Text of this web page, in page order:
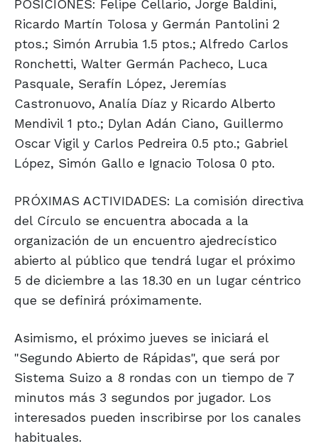
POSICIONES: Felipe Cellario, Jorge Baldini,
Ricardo Martín Tolosa y Germán Pantolini 2
ptos.; Simón Arrubia 1.5 ptos.; Alfredo Carlos
Ronchetti, Walter Germán Pacheco, Luca
Pasquale, Serafín López, Jeremías
Castronuovo, Analía Díaz y Ricardo Alberto
Mendivil 1 pto.; Dylan Adán Ciano, Guillermo
Oscar Vigil y Carlos Pedreira 0.5 pto.; Gabriel
López, Simón Gallo e Ignacio Tolosa 0 pto.
PRÓXIMAS ACTIVIDADES: La comisión directiva
del Círculo se encuentra abocada a la
organización de un encuentro ajedrecístico
abierto al público que tendrá lugar el próximo
5 de diciembre a las 18.30 en un lugar céntrico
que se definirá próximamente.
Asimismo, el próximo jueves se iniciará el
"Segundo Abierto de Rápidas", que será por
Sistema Suizo a 8 rondas con un tiempo de 7
minutos más 3 segundos por jugador. Los
interesados pueden inscribirse por los canales
habituales.